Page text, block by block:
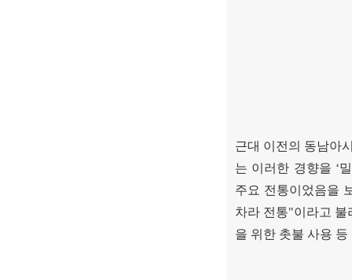
근대 이전의 동남아
는 이러한 경향을 ‘
주요 전통이었음을
차라 전통"이라고 불
을 위한 촛불 사용